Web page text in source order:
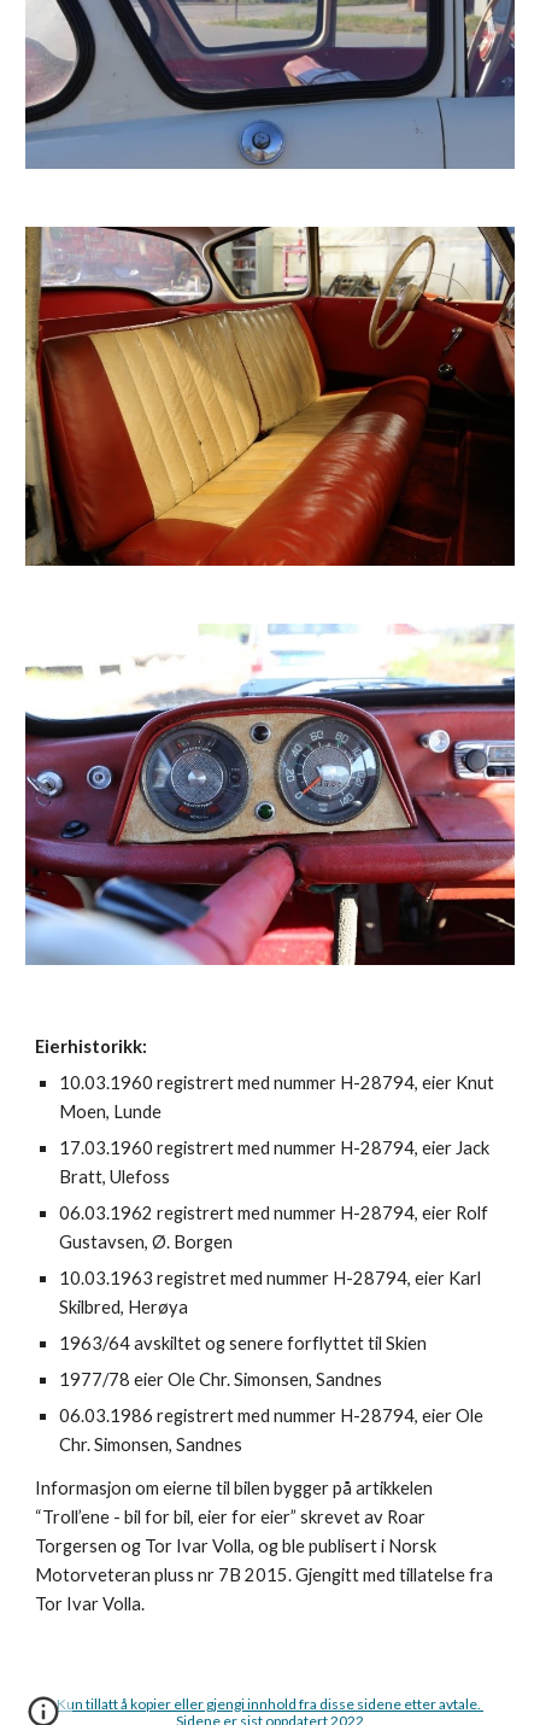
Eierhistorikk:
10.03.1960 registrert med nummer H-28794, eier Knut
Moen, Lunde
17.03.1960 registrert med nummer H-28794, eier Jack
Bratt, Ulefoss
06.03.1962 registrert med nummer H-28794, eier Rolf
Gustavsen, Ø. Borgen
10.03.1963 registret med nummer H-28794, eier Karl
Skilbred, Herøya
1963/64 avskiltet og senere forflyttet til Skien
1977/78 eier Ole Chr. Simonsen, Sandnes
06.03.1986 registrert med nummer H-28794, eier Ole
Chr. Simonsen, Sandnes
Informasjon om eierne til bilen bygger på artikkelen
“Troll’ene - bil for bil, eier for eier” skrevet av Roar
Torgersen og Tor Ivar Volla, og ble publisert i Norsk
Motorveteran pluss nr 7B 2015. Gjengitt med tillatelse fra
Tor Ivar Volla.
Kun tillatt å kopier eller gjengi innhold fra disse sidene etter avtale.
Sidene er sist oppdatert 2022